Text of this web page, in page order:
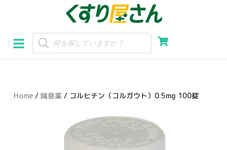
ン
テ
スHome / 喘息薬 / コルヒチン（コルガウト）0.5mg 100錠